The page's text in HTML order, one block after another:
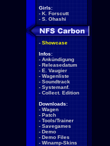
Girls:
- K. Forscutt
- S. Ohashi
- Showcase
Infos:
- Ankündigung
- Releasedatum
- E. Vaugier
- Wagenliste
- Soundtrack
- Systemanf.
- Collect. Edition
Downloads:
- Wagen
- Patch
- Tools/Trainer
- Savegames
- Demo
- Demo Files
- Winamp-Skins